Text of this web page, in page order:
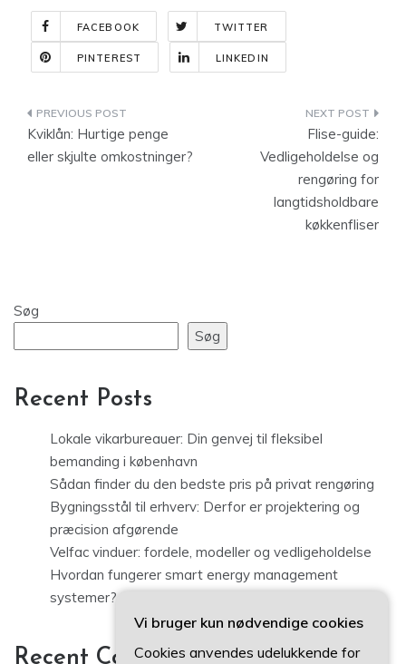
FACEBOOK TWITTER
PINTEREST LINKEDIN
Indlægsnavigation
Kviklån: Hurtige penge
eller skjulte omkostninger?
Flise-guide:
Vedligeholdelse og
rengøring for
langtidsholdbare
køkkenfliser
Søg
Søg
Recent Posts
Lokale vikarbureauer: Din genvej til fleksibel
bemanding i københavn
Sådan finder du den bedste pris på privat rengøring
Bygningsstål til erhverv: Derfor er projektering og
præcision afgørende
Velfac vinduer: fordele, modeller og vedligeholdelse
Hvordan fungerer smart energy management
systemer?
Recent Comments
Vi bruger kun nødvendige cookies
Cookies anvendes udelukkende for